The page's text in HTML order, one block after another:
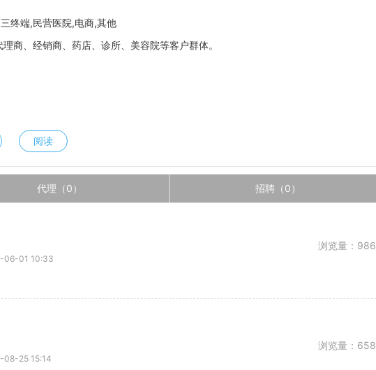
终端,民营医院,电商,其他
商、经销商、药店、诊所、美容院等客户群体。
阅读
代理（0） 招聘（0）
06-01 10:33
浏览量：986
08-25 15:14
浏览量：658